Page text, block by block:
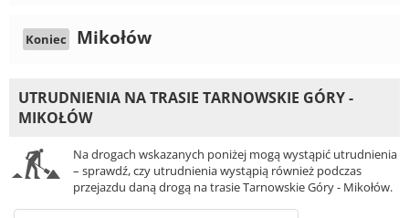
Koniec Mikołów
UTRUDNIENIA NA TRASIE TARNOWSKIE GÓRY -
MIKOŁÓW
Na drogach wskazanych poniżej mogą wystąpić utrudnienia
– sprawdź, czy utrudnienia wystąpią również podczas
przejazdu daną drogą na trasie Tarnowskie Góry - Mikołów.